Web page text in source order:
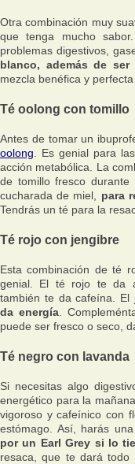
Otra combinación muy
que tenga mucho
problemas digestivos,
blanco, además de
mezcla benéfica y
Té oolong con tomillo
Antes de tomar un
oolong . Es genial para
acción metabólica. La
de tomillo fresco
cucharada de miel, para
Tendrás un té para la
Té rojo con jengibre
Esta combinación de té
genial. El té rojo te da
también te da cafeína.
da energía .
puede ser fresco o seco,
Té negro con lavanda
Si necesitas algo
energético para la
vigoroso y cafeínico con
estómago. Así, harás
por un Earl Grey si lo
resaca, que te dará todo